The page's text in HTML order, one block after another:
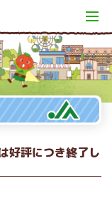
好評につき終了し